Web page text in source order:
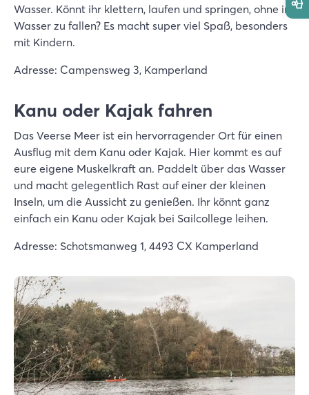
Wasser. Könnt ihr klettern, laufen und springen, ohne ins
Wasser zu fallen? Es macht super viel Spaß, besonders
mit Kindern.
Adresse: Campensweg 3, Kamperland
Kanu oder Kajak fahren
Das Veerse Meer ist ein hervorragender Ort für einen
Ausflug mit dem Kanu oder Kajak. Hier kommt es auf
eure eigene Muskelkraft an. Paddelt über das Wasser
und macht gelegentlich Rast auf einer der kleinen
Inseln, um die Aussicht zu genießen. Ihr könnt ganz
einfach ein Kanu oder Kajak bei Sailcollege leihen.
Adresse: Schotsmanweg 1, 4493 CX Kamperland